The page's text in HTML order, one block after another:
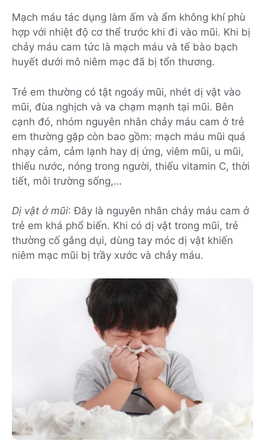
Mạch máu tác dụng làm ấm và ẩm không khí phù
hợp với nhiệt độ cơ thể trước khi đi vào mũi. Khi bị
chảy máu cam tức là mạch máu và tế bào bạch
huyết dưới mô niêm mạc đã bị tổn thương.
Trẻ em thường có tật ngoáy mũi, nhét dị vật vào
mũi, đùa nghịch và va chạm mạnh tại mũi. Bên
cạnh đó, nhóm nguyên nhân chảy máu cam ở trẻ
em thường gặp còn bao gồm: mạch máu mũi quá
nhạy cảm, cảm lạnh hay dị ứng, viêm mũi, u mũi,
thiếu nước, nóng trong người, thiếu vitamin C, thời
tiết, môi trường sống,…
Dị vật ở mũi: Đây là nguyên nhân chảy máu cam ở
trẻ em khá phổ biến. Khi có dị vật trong mũi, trẻ
thường cố gắng dụi, dùng tay móc dị vật khiến
niêm mạc mũi bị trầy xước và chảy máu.